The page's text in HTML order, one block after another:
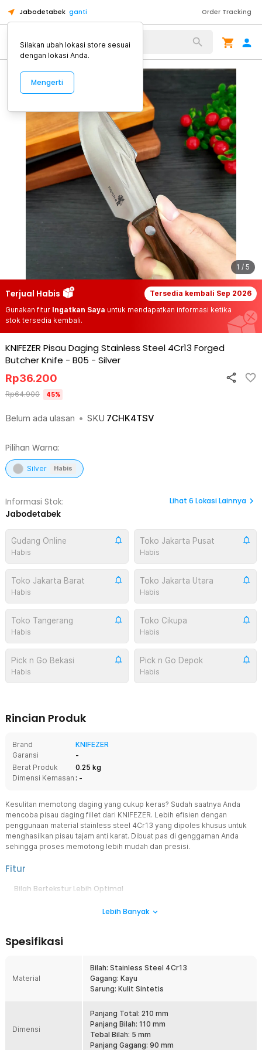
Jabodetabek ganti Order Tracking
Alat Kopi
1 / 5
Terjual Habis Tersedia kembali Sep 2026
Gunakan fitur Ingatkan Saya untuk mendapatkan informasi ketika
stok tersedia kembali.
KNIFEZER Pisau Daging Stainless Steel 4Cr13 Forged
Butcher Knife - B05 - Silver
Belum ada ulasan • SKU 7CHK4TSV
Rp36.200
Rp64.900 45%
Pilihan Warna:
Silver Habis
Informasi Stok:
Jabodetabek
Lihat 6 Lokasi Lainnya
Gudang Online
Habis
Toko Jakarta Pusat
Habis
Toko Jakarta Barat
Habis
Toko Jakarta Utara
Habis
Toko Tangerang
Habis
Toko Cikupa
Habis
Pick n Go Bekasi
Habis
Pick n Go Depok
Habis
Rincian Produk
Brand
KNIFEZER
Garansi
-
Berat Produk
0.25 kg
Dimensi Kemasan : -
Kesulitan memotong daging yang cukup keras? Sudah saatnya Anda
mencoba pisau daging fillet dari KNIFEZER. Lebih efisien dengan
penggunaan material stainless steel 4Cr13 yang dipoles khusus untuk
menghasilkan pisau tajam anti karat. Dibuat pas di genggaman Anda
sehingga proses memotong lebih mudah dan presisi.
Fitur
Bilah Bertekstur Lebih Optimal
memberikan kinerja yang optimal dan tahan lama. Anda dapat
Kontrol Optimal Nyaman Digunakan
Tapi tenang, pisau daging ini telah dirancang dengan pegangan
yang pas di tangan Anda untuk cengkeraman yang lebih baik. Anda
pun dapat memberikan kontrol maksimal saat memotong bahan
Selamat Tinggal Pisau Berkarat
Keunggulan lain yang dimiliki pisau daging ini adalah penggunaan
material stainless steel 4Cr13 dengan ketajaman ekstra. Stainless
Lebih Banyak
Spesifikasi
Material
Bilah: Stainless Steel 4Cr13
Gagang: Kayu
Sarung: Kulit Sintetis
Dimensi
Panjang Total: 210 mm
Panjang Bilah: 110 mm
Tebal Bilah: 5 mm
Panjang Gagang: 90 mm
Silakan ubah lokasi store sesuai
dengan lokasi Anda.
Mengerti